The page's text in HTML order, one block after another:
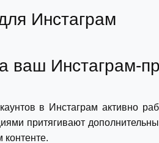
Инстаграм
ваш Инстаграм-
в Инстаграм активно
притягивают